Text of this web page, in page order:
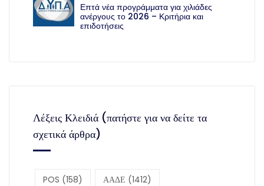
Επτά νέα προγράμματα για χιλιάδες
ανέργους το 2026 – Κριτήρια και
επιδοτήσεις
Λέξεις Κλειδιά (πατήστε για να δείτε τα
σχετικά άρθρα)
POS (158) ΑΑΔΕ (1412)